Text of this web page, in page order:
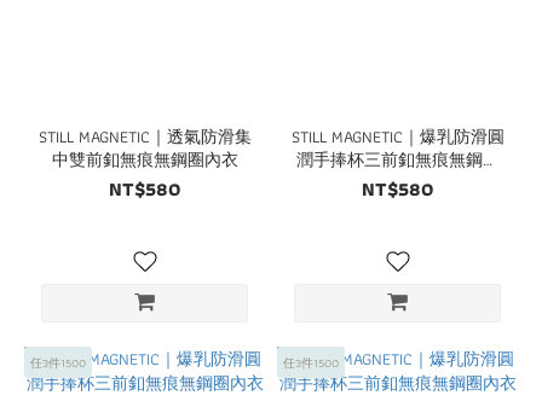
STILL MAGNETIC｜透氣防滑集
中雙前釦無痕無鋼圈內衣
NT$580
STILL MAGNETIC｜爆乳防滑圓
潤手捧杯三前釦無痕無鋼圈
內衣
NT$580
任3件1500 任3件1500